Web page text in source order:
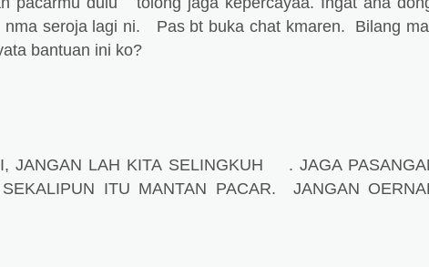
seroja lagi ni. Pas bt buka chat kmaren. Bilang
bantuan ini ko?
JANGAN LAH KITA SELINGKUH . JAGA
ITU MANTAN PACAR. JANGAN